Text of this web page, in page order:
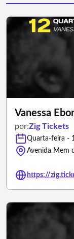
Vanessa
por:Zig Tickets
Quarta-feira -
https://